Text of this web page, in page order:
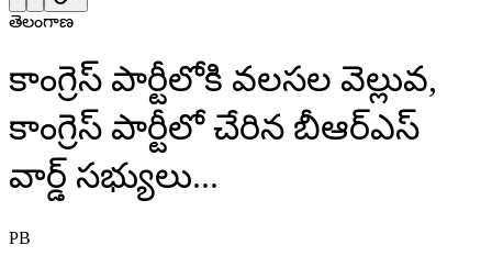
తెలంగాణ
కాంగ్రెస్ పార్టీలోకి వలసల వెల్లువ,
కాంగ్రెస్ పార్టీలో చేరిన బీఆర్ఎస్
వార్డ్ సభ్యులు...
PB